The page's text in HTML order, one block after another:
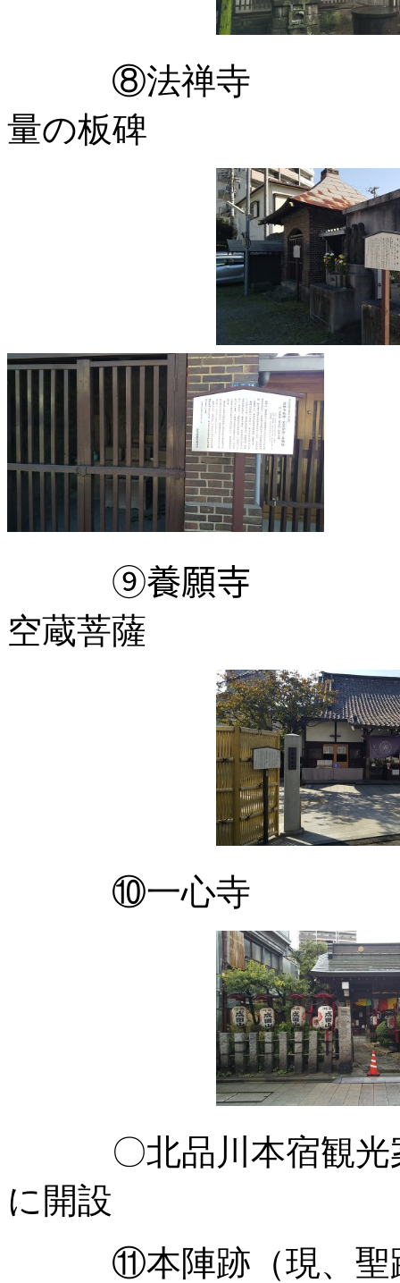
⑧法禅寺 御殿
量の板碑
⑨養願寺
空蔵菩薩
⑩一心寺 井
〇北品川本宿観光
に開設
⑪本陣跡（現、聖蹟